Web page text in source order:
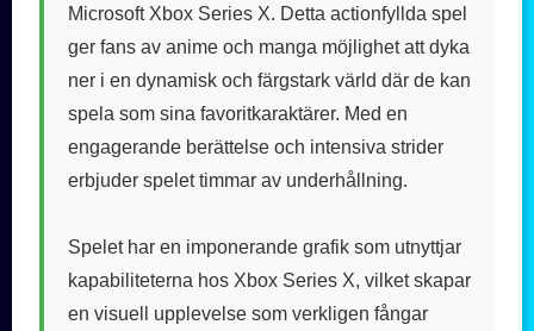
Microsoft Xbox Series X. Detta actionfyllda spel
ger fans av anime och manga möjlighet att dyka
ner i en dynamisk och färgstark värld där de kan
spela som sina favoritkaraktärer. Med en
engagerande berättelse och intensiva strider
erbjuder spelet timmar av underhållning.
Spelet har en imponerande grafik som utnyttjar
kapabiliteterna hos Xbox Series X, vilket skapar
en visuell upplevelse som verkligen fångar